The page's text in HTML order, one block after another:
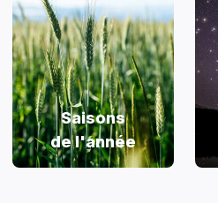
Saisons
de l'année